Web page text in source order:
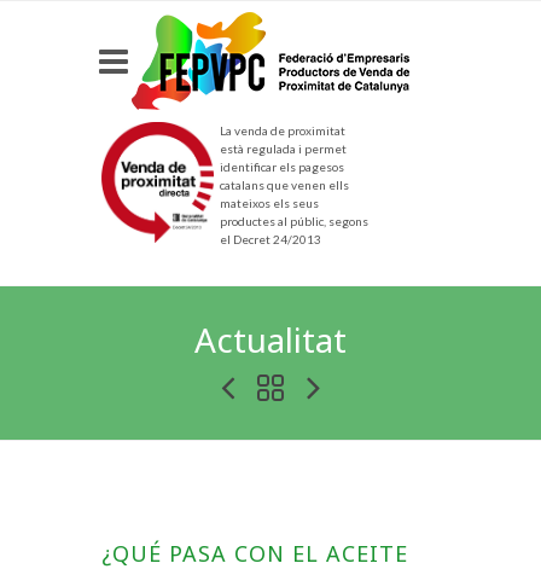
La venda de proximitat
està regulada i permet
identificar els pagesos
catalans que venen ells
mateixos els seus
productes al públic, segons
el Decret 24/2013
Actualitat
¿QUÉ PASA CON EL ACEITE